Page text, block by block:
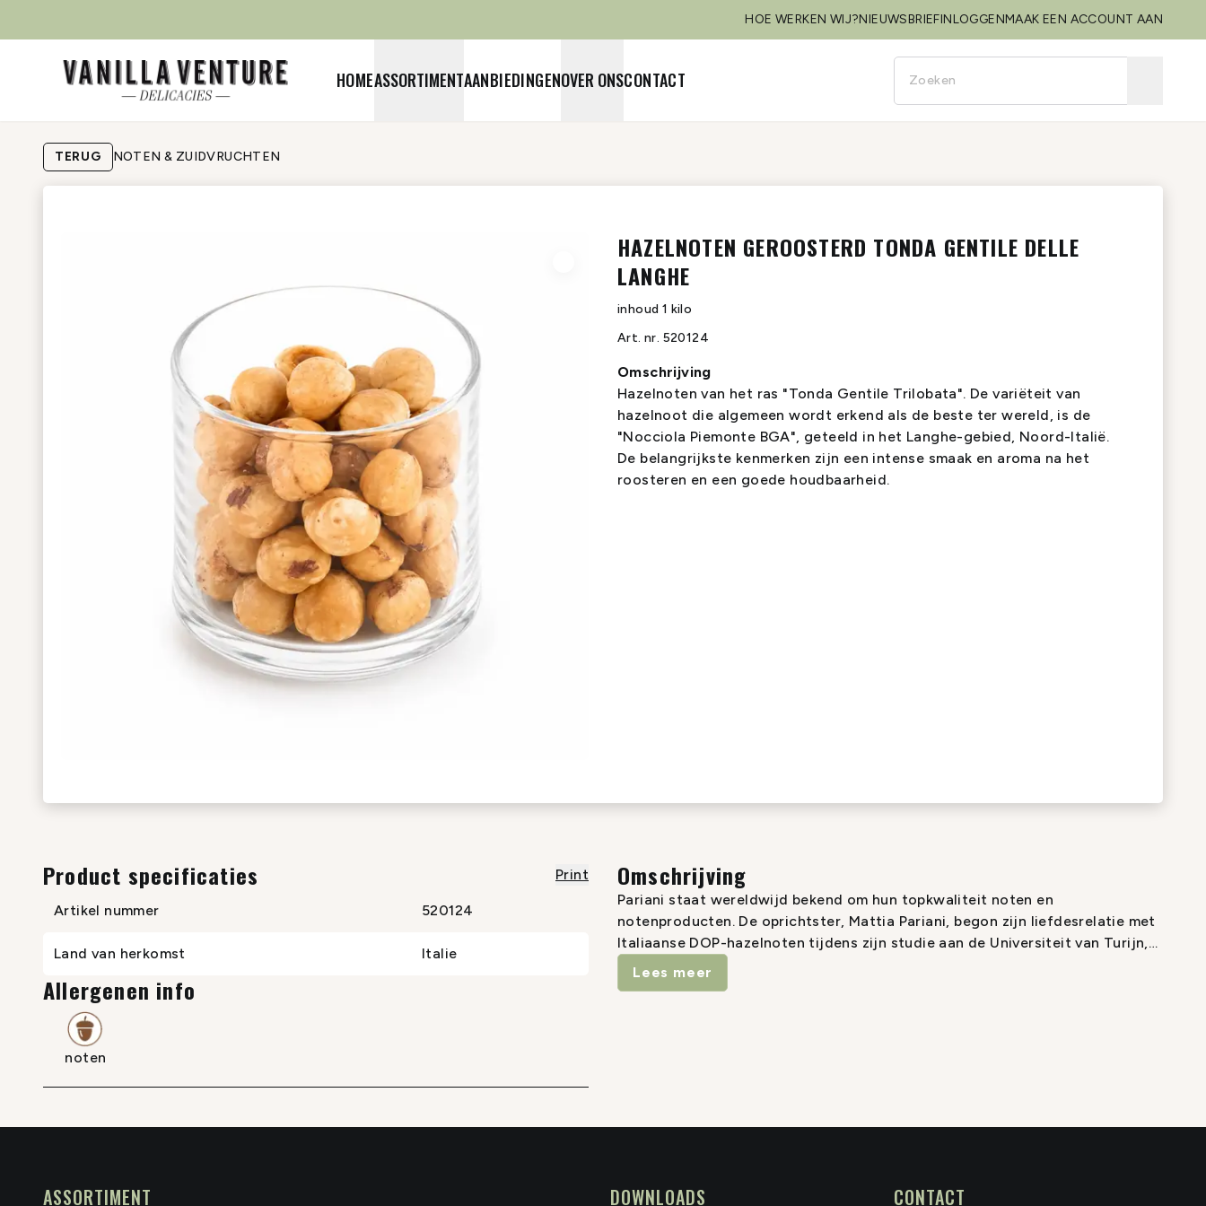
HOE WERKEN WIJ?NIEUWSBRIEFINLOGGENMAAK EEN ACCOUNT AAN
HOMEASSORTIMENTAANBIEDINGENOVER ONSCONTACT
TERUG NOTEN & ZUIDVRUCHTEN
HAZELNOTEN GEROOSTERD TONDA GENTILE DELLE
LANGHE
inhoud 1 kilo
Art. nr. 520124
Omschrijving
Hazelnoten van het ras "Tonda Gentile Trilobata". De variëteit van
hazelnoot die algemeen wordt erkend als de beste ter wereld, is de
"Nocciola Piemonte BGA", geteeld in het Langhe-gebied, Noord-Italië.
De belangrijkste kenmerken zijn een intense smaak en aroma na het
roosteren en een goede houdbaarheid.
Product specificaties Print
Artikel nummer 520124
Land van herkomst Italie
Allergenen info
noten
Omschrijving
Pariani staat wereldwijd bekend om hun topkwaliteit noten en
notenproducten. De oprichtster, Mattia Pariani, begon zijn liefdesrelatie met
Italiaanse DOP-hazelnoten tijdens zijn studie aan de Universiteit van Turijn,
waar zijn proefschrift over hazelnootolie de National Innovation Prize won.
Niet tevreden met wetenschappelijk schrijven en onderzoek, begon Mattia
Lees meer
ASSORTIMENT DOWNLOADS CONTACT